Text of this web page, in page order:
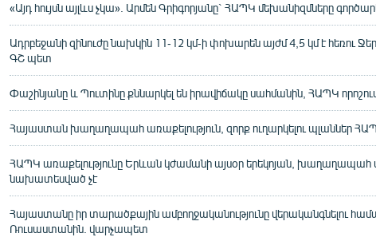
«Այդ հույսն այլևս չկա». Արմեն Գրիգորյանը` ՀԱՊԿ մեխանիզմները
Ադրբեջանի զինուժը նախկին 11-12 կմ-ի փոխարեն այժմ 4,5 կմ է հեռու
ԳՇ պետ
Փաշինյանը և Պուտինը քննարկել են իրավիճակը սահմանին, ՀԱՊԿ
Հայաստան խաղաղապահ առաքելություն, զորք ուղարկելու պլաններ
ՀԱՊԿ առաքելությունը Երևան կժամանի այսօր երեկոյան, խաղաղապահ
նախատեսված չէ
Հայաստանը իր տարածքային ամբողջականությունը վերականգնելու
Ռուսաստանին. վարչապետ